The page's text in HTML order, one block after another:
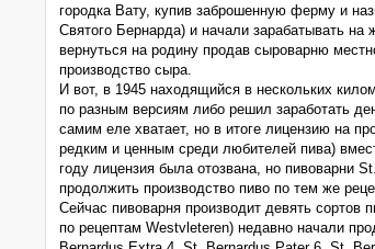
городка Вату, купив заброшенную ферму и
Святого Бернарда) и начали зарабатывать
вернуться на родину продав сыроварню
производство сыра.
И вот, в 1945 находящийся в нескольких
по разным версиям либо решил заработать
самим еле хватает, но в итоге лицензию на
редким и ценным среди любителей пива)
году лицензия была отозвана, но пивоварни
продолжить производство пиво по тем же
Сейчас пивоварня производит девять сортов
по рецептам Westvleteren) недавно начали